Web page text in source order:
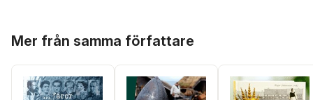
Mer från samma författare